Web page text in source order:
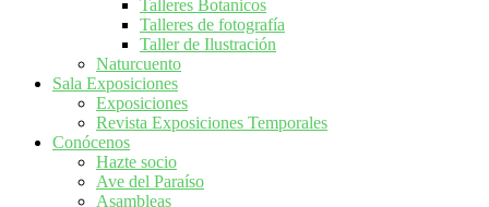
Talleres Botanicos
Talleres de fotografía
Taller de Ilustración
Naturcuento
Sala Exposiciones
Exposiciones
Revista Exposiciones Temporales
Conócenos
Hazte socio
Ave del Paraíso
Asambleas